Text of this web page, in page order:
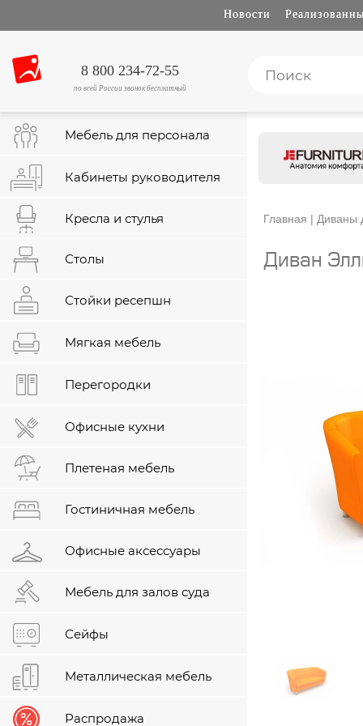
Новости
8 800 234-72-55
по всей России звонок бесплатный
Главная | Диваны
Диван
Мебель для персонала
Кабинеты руководителя
Кресла и стулья
Столы
Стойки ресепшн
Мягкая мебель
Перегородки
Офисные кухни
Плетеная мебель
Гостиничная мебель
Офисные аксессуары
Мебель для залов суда
Сейфы
Металлическая мебель
Распродажа